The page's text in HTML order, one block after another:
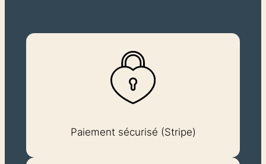
Paiement sécurisé (Stripe)